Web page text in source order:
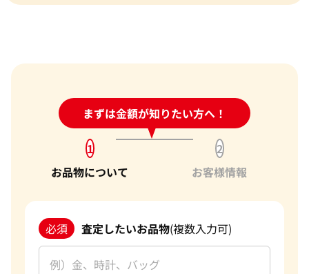
まずは金額が知りたい方へ！
24時間受付中!問い合わせフォーム
1
お品物について
2
お客様情報
必須 査定したいお品物(複数入力可)